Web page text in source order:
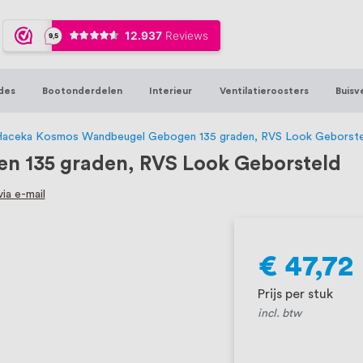
20 jaar ervaring in RVS producten
en bouwbeslag. In onze webshop
produceren, geheel volgens jouw
we geloven dat een goede relatie
Bootonderdelen Interieur Ventilatieroosters
Kosmos Wandbeugel Gebogen 135 graden, RVS Look
135 graden, RVS Look Geborsteld
e-mail
€ 47,72
Prijs per stuk
incl. btw